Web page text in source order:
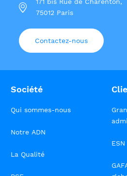
75012 Paris
Contactez-nous
Société
Qui sommes-nous
Notre ADN
La Qualité